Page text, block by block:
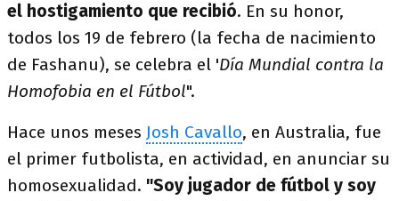
el hostigamiento que recibió. En su honor,
todos los 19 de febrero (la fecha de nacimiento
de Fashanu), se celebra el 'Día Mundial contra la
Homofobia en el Fútbol".
Hace unos meses Josh Cavallo, en Australia, fue
el primer futbolista, en actividad, en anunciar su
homosexualidad. "Soy jugador de fútbol y soy